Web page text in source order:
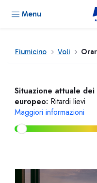
Menu
Fiumicino Voli
Situazione attuale
europeo: Ritardi lievi
Maggiori informazioni